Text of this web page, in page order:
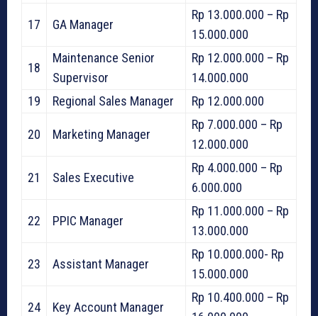
17 GA Manager
Rp 13.000.000 – Rp
15.000.000
18
Maintenance Senior
Supervisor
Rp 12.000.000 – Rp
14.000.000
19
Regional Sales Manager Rp 12.000.000
20 Marketing Manager
Rp 7.000.000 – Rp
12.000.000
21 Sales Executive
Rp 4.000.000 – Rp
6.000.000
22 PPIC Manager
Rp 11.000.000 – Rp
13.000.000
23 Assistant Manager
Rp 10.000.000- Rp
15.000.000
24 Key Account Manager
Rp 10.400.000 – Rp